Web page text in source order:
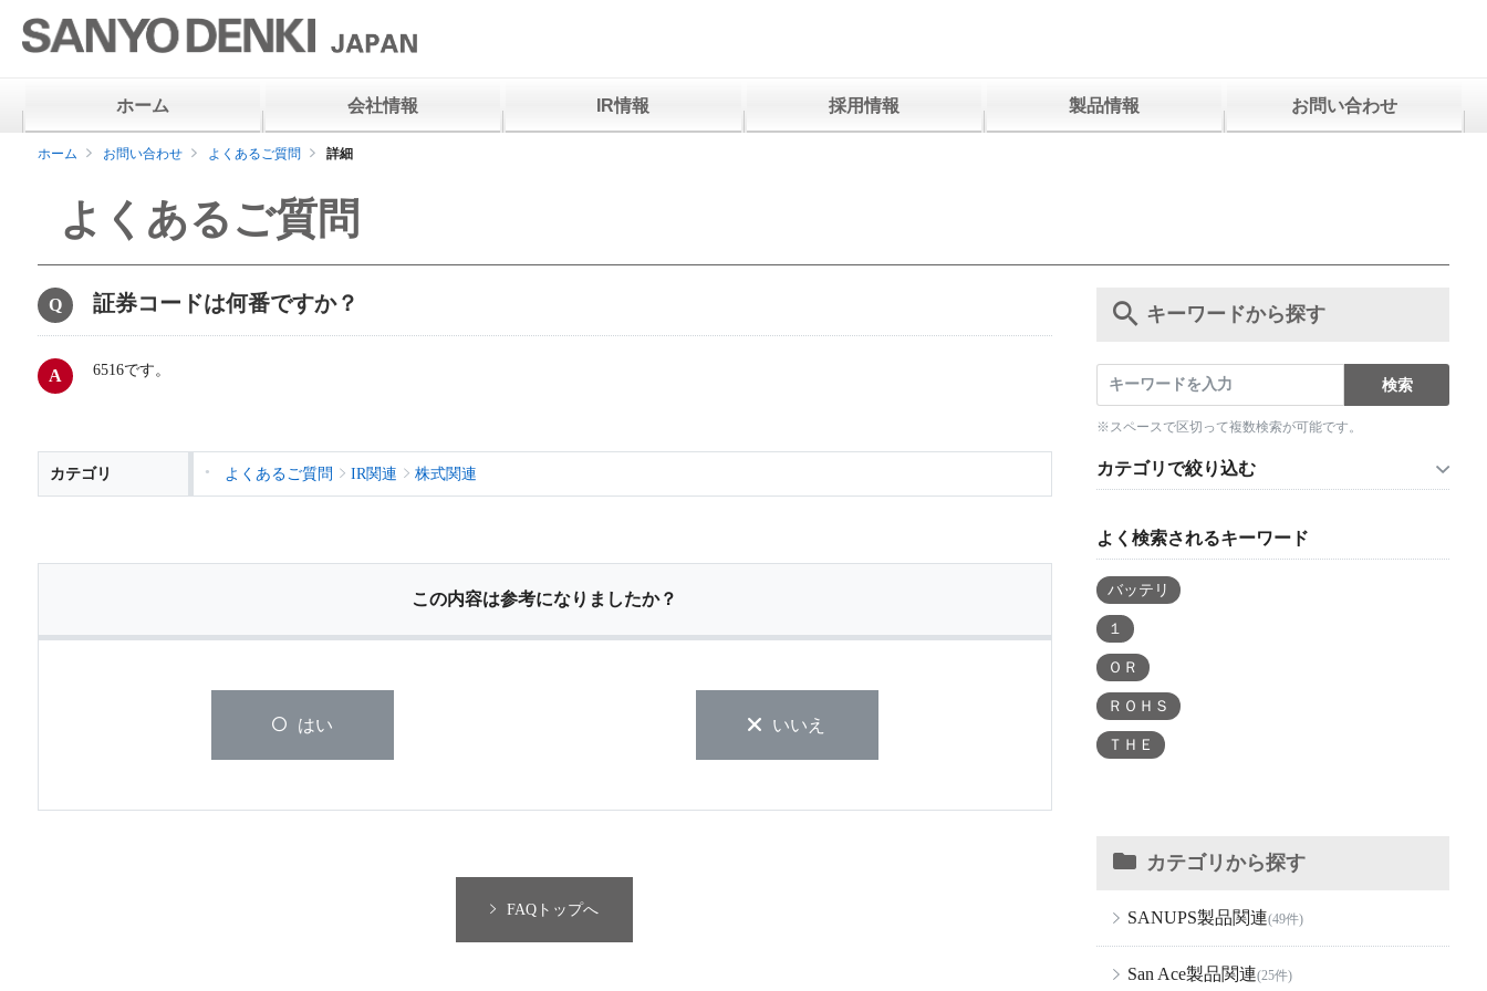
ホーム 会社情報 IR情報 採用情報 製品情報 お問い合わせ
ホーム お問い合わせ よくあるご質問 詳細
よくあるご質問
キーワードから探す
※スペースで区切って複数検索が可能です。
カテゴリで絞り込む
よく検索されるキーワード
バッテリ
１
ＯＲ
ＲＯＨＳ
ＴＨＥ
カテゴリから探す
SANUPS製品関連(49件)
San Ace製品関連(25件)
証券コードは何番ですか？
6516です。
カテゴリ よくあるご質問 IR関連 株式関連
この内容は参考になりましたか？
はい いいえ
FAQトップへ